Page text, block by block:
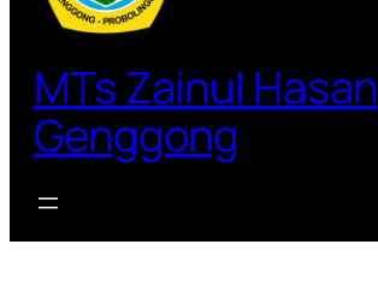
MTs Zainul Hasan
Genggong